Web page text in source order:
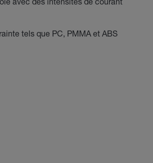
tels que PC, PMMA et ABS